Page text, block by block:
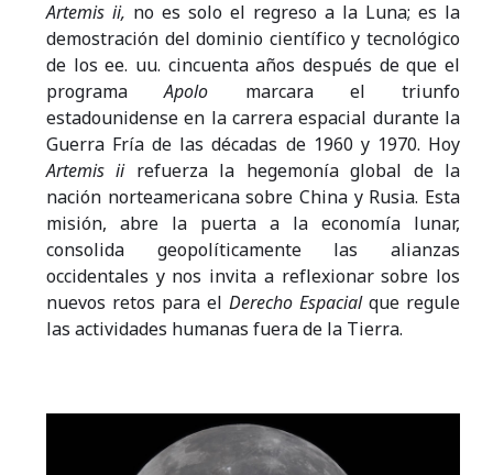
Artemis ii, no es solo el regreso a la Luna; es la
demostración del dominio científico y tecnológico
de los ee. uu. cincuenta años después de que el
programaApolo marcara el triunfo
estadounidense en la carrera espacial durante la
Guerra Fría de las décadas de 1960 y 1970. Hoy
Artemisiirefuerza la hegemonía global de la
nación norteamericana sobre China y Rusia. Esta
misión, abre la puerta a la economía lunar,
consolida geopolíticamente las alianzas
occidentales y nos invita a reflexionar sobre los
nuevos retos para el Derecho Espacialque regule
las actividades humanas fuera de la Tierra.